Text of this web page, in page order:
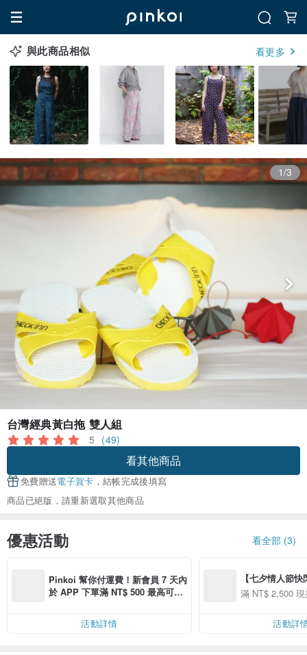
與此商品相似 看更多
1/3
台灣經典黃白拖 雙人組
5 (49)
看其他商品
免費贈送電子賀卡 ，結帳完成後填寫
商品已絕版，請重新選取其他商品
優惠活動 看全部 (3)
Pinkoi 幫你付運費！新會員 7 天內
於 APP 下單滿 NT$ 500 最高可折
活動詳情
【七夕情人節
用 APP 購買任
00 現折 NT$100
滿 NT$ 2,500
活動詳